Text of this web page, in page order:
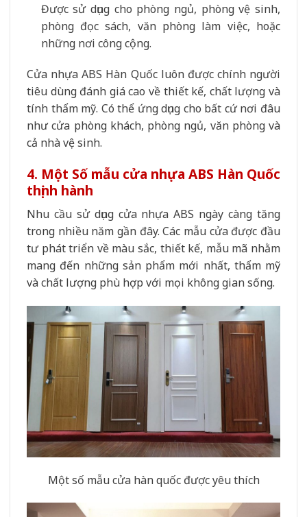
Được sử dụng cho phòng ngủ, phòng vệ sinh,
phòng đọc sách, văn phòng làm việc, hoặc
những nơi công cộng.
Cửa nhựa ABS Hàn Quốc luôn được chính người
tiêu dùng đánh giá cao về thiết kế, chất lượng và
tính thẩm mỹ. Có thể ứng dụng cho bất cứ nơi đâu
như cửa phòng khách, phòng ngủ, văn phòng và
cả nhà vệ sinh.
4. Một Số mẫu cửa nhựa ABS Hàn Quốc
thịnh hành
Nhu cầu sử dụng cửa nhựa ABS ngày càng tăng
trong nhiều năm gần đây. Các mẫu cửa được đầu
tư phát triển về màu sắc, thiết kế, mẫu mã nhằm
mang đến những sản phẩm mới nhất, thẩm mỹ
và chất lượng phù hợp với mọi không gian sống.
Một số mẫu cửa hàn quốc được yêu thích